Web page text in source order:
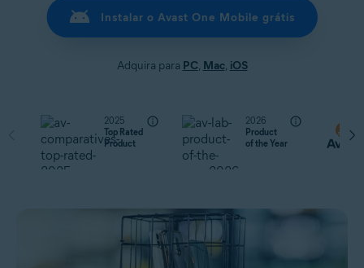
Instalar o Avast One Mobile grátis
Adquira para PC, Mac, iOS
2025
Top Rated
Product
2026
Product
of the Year